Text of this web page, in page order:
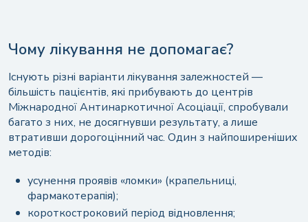
Чому лікування не допомагає?
Існують різні варіанти лікування залежностей —
більшість пацієнтів, які прибувають до центрів
Міжнародної Антинаркотичної Асоціації, спробували
багато з них, не досягнувши результату, а лише
втративши дорогоцінний час. Один з найпоширеніших
методів:
усунення проявів «ломки» (крапельниці,
фармакотерапія);
короткостроковий період відновлення;